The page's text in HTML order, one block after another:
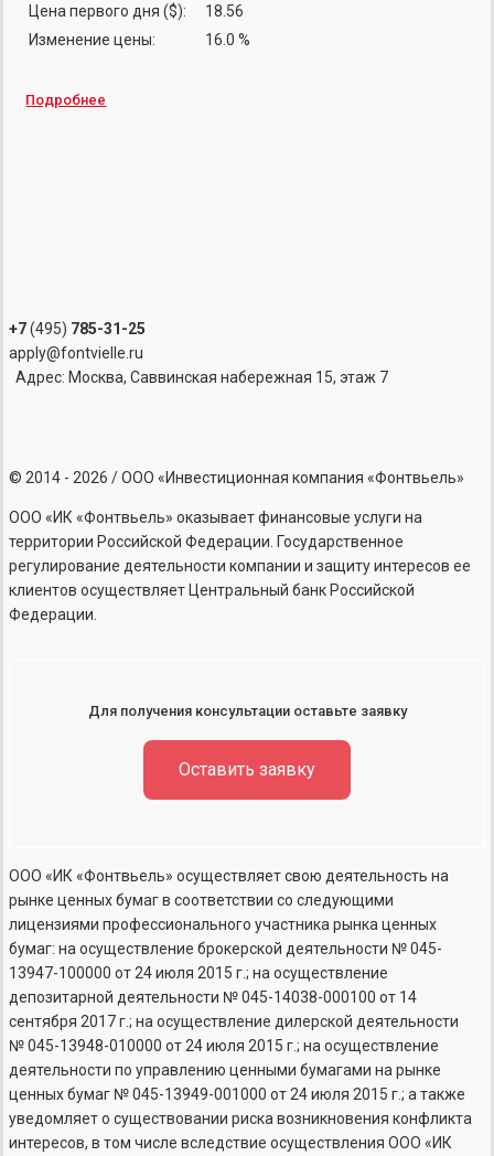
Цена первого дня ($):
18.56
Изменение цены:
16.0 %
Подробнее
+7(495) 785-31-25
apply@fontvielle.ru
Адрес: Москва, Саввинская набережная 15, этаж 7
© 2014 - 2026 / ООО «Инвестиционная компания «Фонтвьель»
ООО «ИК «Фонтвьель» оказывает финансовые услуги на
территории Российской Федерации. Государственное
регулирование деятельности компании и защиту интересов ее
клиентов осуществляет Центральный банк Российской
Федерации.
Для получения консультации оставьте заявку
Оставить заявку
ООО «ИК «Фонтвьель» осуществляет свою деятельность на
рынке ценных бумаг в соответствии со следующими
лицензиями профессионального участника рынка ценных
бумаг: на осуществление брокерской деятельности №045-
13947-100000 от 24 июля 2015 г.; на осуществление
депозитарной деятельности №045-14038-000100 от 14
сентября 2017 г.; на осуществление дилерской деятельности
№045-13948-010000 от 24 июля 2015 г.; на осуществление
деятельности по управлению ценными бумагами на рынке
ценных бумаг №045-13949-001000 от 24 июля 2015 г.; а также
уведомляет о существовании риска возникновения конфликта
интересов, в том числе вследствие осуществления ООО «ИК